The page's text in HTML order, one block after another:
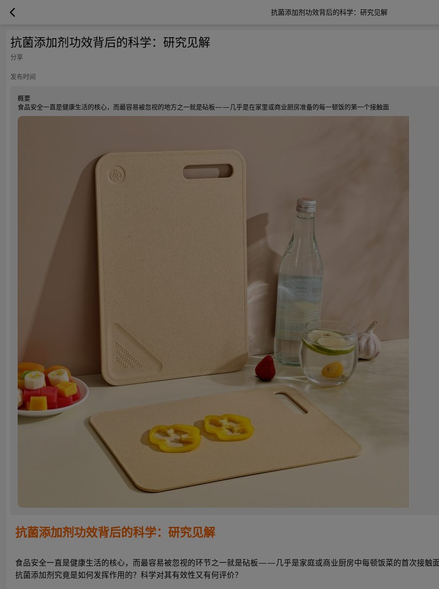
抗菌添加剂功效背后的科学：研究见解
抗菌添加剂功效背后的科学：研究见解
分享
发布时间
概要
食品安全一直是健康生活的核心，而最容易被忽视的地方之一就是砧板——几乎是在家里或商业厨房准备的每一顿饭的第一个接触面
抗菌添加剂功效背后的科学：研究见解
食品安全一直是健康生活的核心，而最容易被忽视的环节之一就是砧板——几乎是家庭或商业厨房中每顿饭菜的首次接触
抗菌添加剂究竟是如何发挥作用的？科学对其有效性又有何评价？